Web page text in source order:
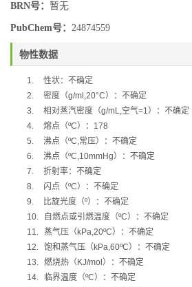
BRN号： 暂无
PubChem号： 24874559
物性数据
1.
性状：不确定
2.
密度（g/ml,20°C）：不确定
3.
相对蒸汽密度（g/mL,空气=1）：不确定
4.
熔点（ºC）： 178
5.
沸点（ºC,常压）：不确定
6.
沸点（ºC,10mmHg）：不确定
7.
折射率：不确定
8.
闪点（ºC）：不确定
9.
比旋光度（º）：不确定
10.
自燃点或引燃温度（ºC）：不确定
11.
蒸气压（ kPa,20ºC）：不确定
12. 饱和蒸气压（ kPa,60ºC）：不确定
13. 燃烧热（ KJ/mol ）：不确定
14.
临界温度（ºC）：不确定